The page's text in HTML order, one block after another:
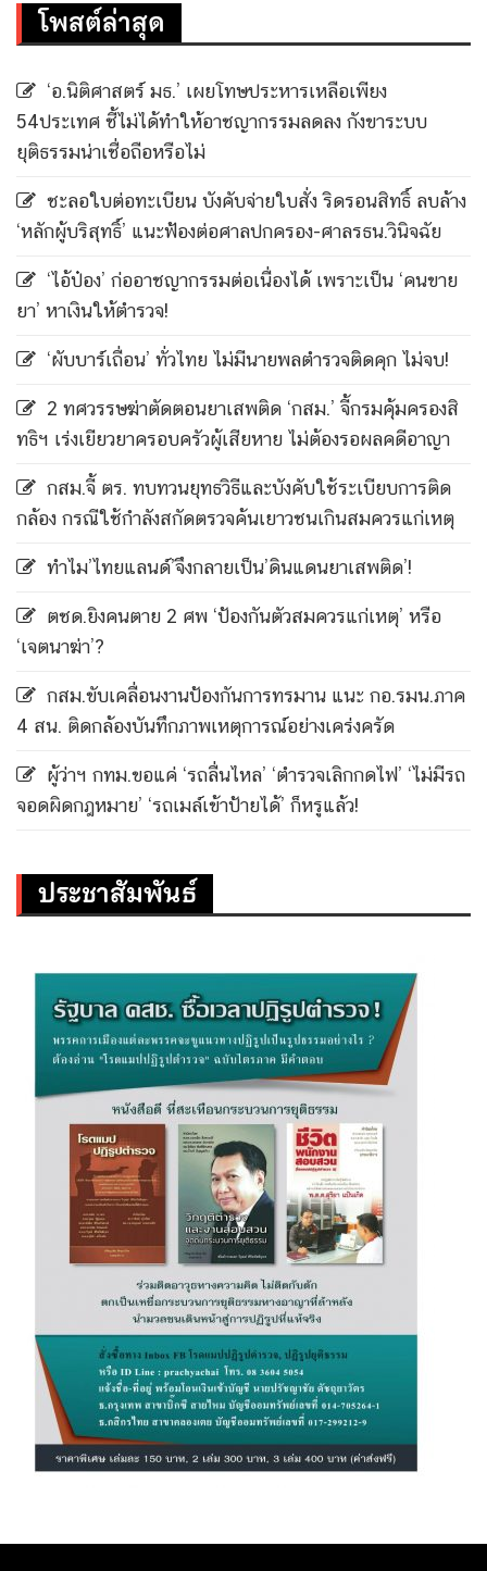
โพสต์ล่าสุด
‘อ.นิติศาสตร์ มธ.’ เผยโทษประหารเหลือเพียง
54ประเทศ ชี้ไม่ได้ทำให้อาชญากรรมลดลง กังขาระบบ
ยุติธรรมน่าเชื่อถือหรือไม่
ชะลอใบต่อทะเบียน บังคับจ่ายใบสั่ง ริดรอนสิทธิ์ ลบล้าง
‘หลักผู้บริสุทธิ์’ แนะฟ้องต่อศาลปกครอง-ศาลรธน.วินิจฉัย
‘ไอ้ป๋อง’ ก่ออาชญากรรมต่อเนื่องได้ เพราะเป็น ‘คนขาย
ยา’ หาเงินให้ตำรวจ!
‘ผับบาร์เถื่อน’ ทั่วไทย ไม่มีนายพลตำรวจติดคุก ไม่จบ!
2 ทศวรรษฆ่าตัดตอนยาเสพติด ‘กสม.’ จี้กรมคุ้มครองสิ
ทธิฯ เร่งเยียวยาครอบครัวผู้เสียหาย ไม่ต้องรอผลคดีอาญา
กสม.จี้ ตร. ทบทวนยุทธวิธีและบังคับใช้ระเบียบการติด
กล้อง กรณีใช้กำลังสกัดตรวจค้นเยาวชนเกินสมควรแก่เหตุ
ทำไม’ไทยแลนด์’จึงกลายเป็น’ดินแดนยาเสพติด’!
ตชด.ยิงคนตาย 2 ศพ ‘ป้องกันตัวสมควรแก่เหตุ’ หรือ
‘เจตนาฆ่า’?
กสม.ขับเคลื่อนงานป้องกันการทรมาน แนะ กอ.รมน.ภาค
4 สน. ติดกล้องบันทึกภาพเหตุการณ์อย่างเคร่งครัด
ผู้ว่าฯ กทม.ขอแค่ ‘รถลื่นไหล’ ‘ตำรวจเลิกกดไฟ’ ‘ไม่มีรถ
จอดผิดกฎหมาย’ ‘รถเมล์เข้าป้ายได้’ ก็หรูแล้ว!
ประชาสัมพันธ์